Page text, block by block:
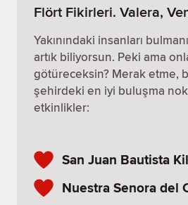
Flört Fikirleri. Valera,
Yakınındaki insanları
artık biliyorsun. Peki ama
götüreceksin? Merak etme,
şehirdeki en iyi buluşma
etkinlikler:
San Juan Bautista
Nuestra Senora del